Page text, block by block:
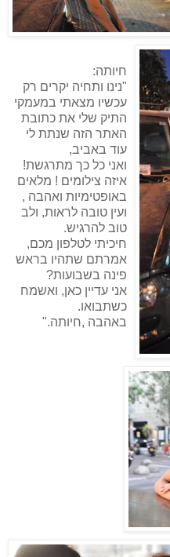
חיותה:
"נינו ותחיה יקרים רק
עכשיו מצאתי במעמקי
התיק שלי את כתובת
האתר הזה שנתת לי
עוד באביב,
ואני כל כך מתרגשת!
איזה צילומים ! מלאים
באופטימיות ואהבה ,
ועין טובה לראות, ולב
טוב להרגיש.
חיכיתי לטלפון מכם,
אמרתם שתהיו בראש
פינה בשבועות?
אני עדיין כאן, ואשמח
כשתבואו.
באהבה ,חיותה."